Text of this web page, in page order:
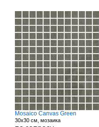
Mosaico Canvas Green
30x30 см, мозаика